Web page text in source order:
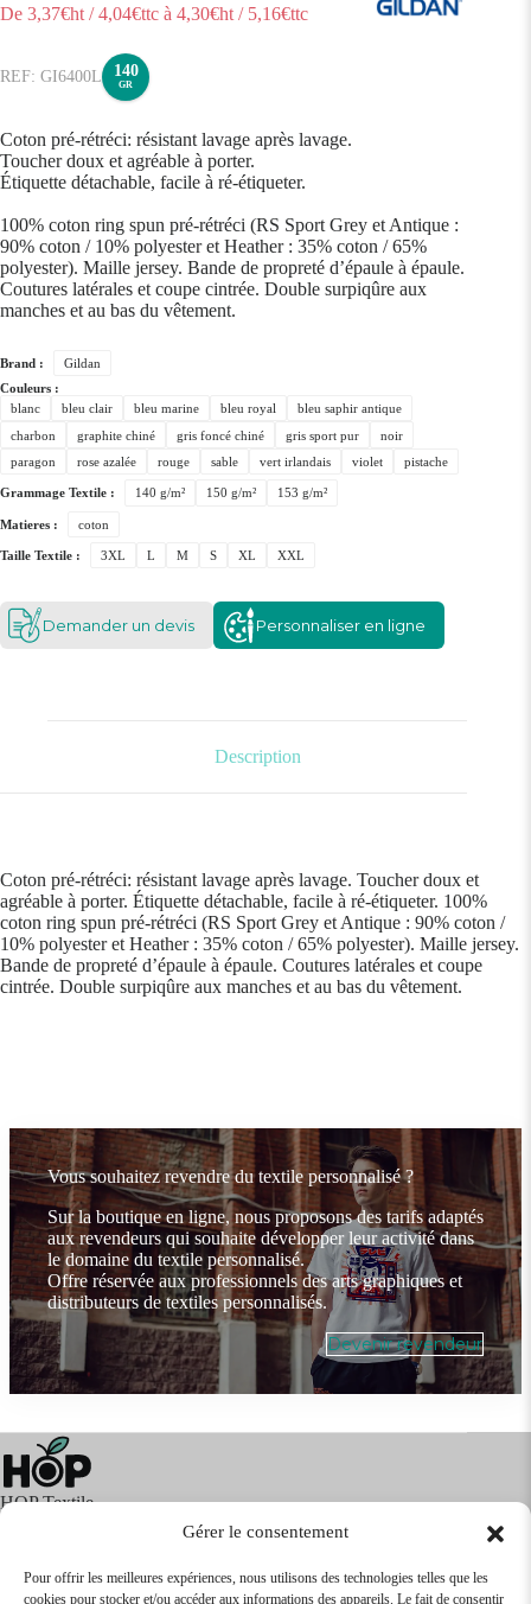
Gérer le consentement
Pour offrir les meilleures expériences, nous utilisons des technologies telles que les
cookies pour stocker et/ou accéder aux informations des appareils. Le fait de consentir
De 3,37€ht /4,04€ttc à 4,30€ht / 5,16€ttc
GI6400L 140
GR
Coton pré-rétréci: résistant lavage après lavage.
Toucher doux et agréable à porter.
Étiquette détachable, facile à ré-étiqueter.
100% coton ring spun pré-rétréci (RS Sport Grey et Antique :
90% coton / 10% polyester et Heather : 35% coton / 65%
polyester). Maille jersey. Bande de propreté d’épaule à épaule.
Coutures latérales et coupe cintrée. Double surpiqûre aux
manches et au bas du vêtement.
Brand :
Gildan
Couleurs :
blanc
bleu clair bleu marine bleu royal
bleu saphir antique
charbon
graphite chiné gris foncé chiné gris sport pur
noir
paragon
rose azalée rouge sable vert irlandais violet pistache
Grammage Textile : 140 g/m² 150 g/m² 153 g/m²
Matieres : coton
Taille Textile : 3XL L M S XL XXL
Demander un devis Personnaliser en ligne
Description
Coton pré-rétréci: résistant lavage après lavage. Toucher doux et
agréable à porter. Étiquette détachable, facile à ré-étiqueter. 100%
coton ring spun pré-rétréci (RS Sport Grey et Antique : 90% coton /
10% polyester et Heather : 35% coton / 65% polyester). Maille jersey.
Bande de propreté d’épaule à épaule. Coutures latérales et coupe
cintrée. Double surpiqûre aux manches et au bas du vêtement.
Vous souhaitez revendre du textile personnalisé ?
Sur la boutique en ligne, nous proposons des tarifs adaptés
aux revendeurs qui souhaite développer leur activité dans
le domaine du textile personnalisé.
Offre réservée aux professionnels des arts graphiques et
distributeurs de textiles personnalisés.
Devenir revendeur
HOP Textile